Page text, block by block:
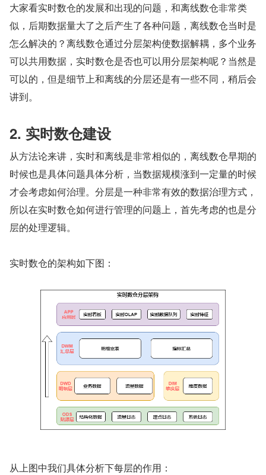
大家看实时数仓的发展和出现的问题，和离线数仓非常类
似，后期数据量大了之后产生了各种问题，离线数仓当时是
怎么解决的？离线数仓通过分层架构使数据解耦，多个业务
可以共用数据，实时数仓是否也可以用分层架构呢？当然是
可以的，但是细节上和离线的分层还是有一些不同，稍后会
讲到。
2. 实时数仓建设
从方法论来讲，实时和离线是非常相似的，离线数仓早期的
时候也是具体问题具体分析，当数据规模涨到一定量的时候
才会考虑如何治理。分层是一种非常有效的数据治理方式，
所以在实时数仓如何进行管理的问题上，首先考虑的也是分
层的处理逻辑。
实时数仓的架构如下图：
从上图中我们具体分析下每层的作用：